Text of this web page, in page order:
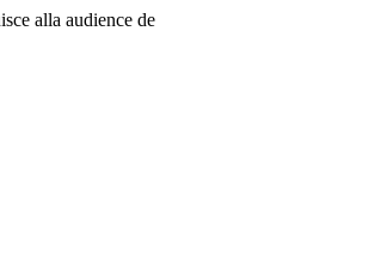
alla audience de